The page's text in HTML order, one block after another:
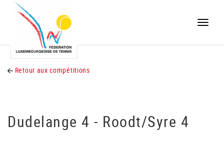
Toggle
Retour aux compétitions
Dudelange 4 - Roodt/Syre 4